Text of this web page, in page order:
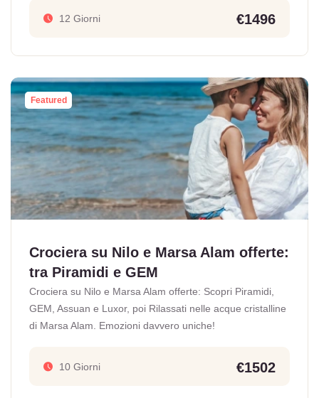
12 Giorni €1496
Featured
Crociera su Nilo e Marsa Alam offerte:
tra Piramidi e GEM
Crociera su Nilo e Marsa Alam offerte: Scopri Piramidi,
GEM, Assuan e Luxor, poi Rilassati nelle acque cristalline
di Marsa Alam. Emozioni davvero uniche!
10 Giorni €1502